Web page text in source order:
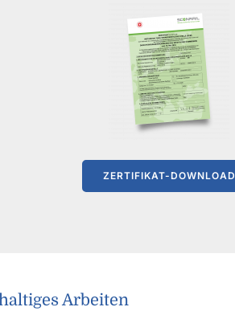
ZERTIFIKAT-DOWNLOAD
Arbeiten